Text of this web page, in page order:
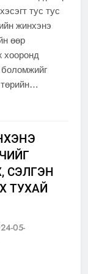
тус тус
жинхэнэ
өөр
хооронд
төрийн…
СЭЛГЭН
ТУХАЙ
05-